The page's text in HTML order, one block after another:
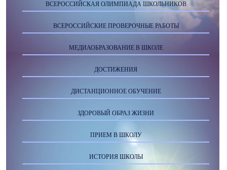
ВСЕРОССИЙСКАЯ ОЛИМПИАДА ШКОЛЬНИКОВ
ВСЕРОССИЙСКИЕ ПРОВЕРОЧНЫЕ РАБОТЫ
МЕДИАОБРАЗОВАНИЕ В ШКОЛЕ
ДОСТИЖЕНИЯ
ДИСТАНЦИОННОЕ ОБУЧЕНИЕ
ЗДОРОВЫЙ ОБРАЗ ЖИЗНИ
ПРИЕМ В ШКОЛУ
ИСТОРИЯ ШКОЛЫ